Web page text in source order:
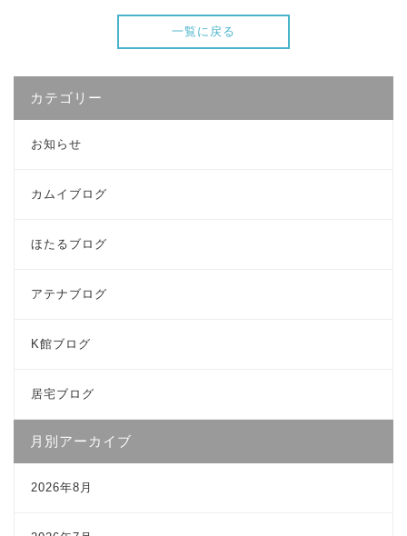
一覧に戻る
カテゴリー
お知らせ
カムイブログ
ほたるブログ
アテナブログ
K館ブログ
居宅ブログ
月別アーカイブ
2026年8月